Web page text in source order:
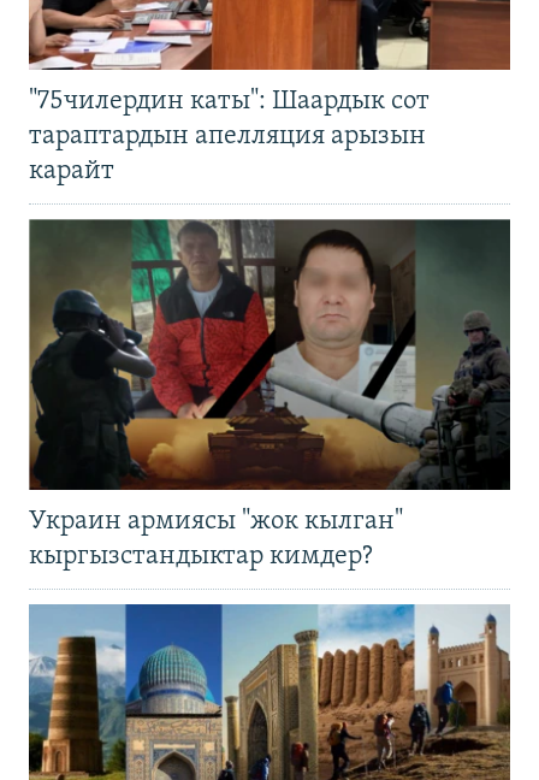
"75чилердин каты": Шаардык сот
тараптардын апелляция арызын
карайт
Украин армиясы "жок кылган"
кыргызстандыктар кимдер?